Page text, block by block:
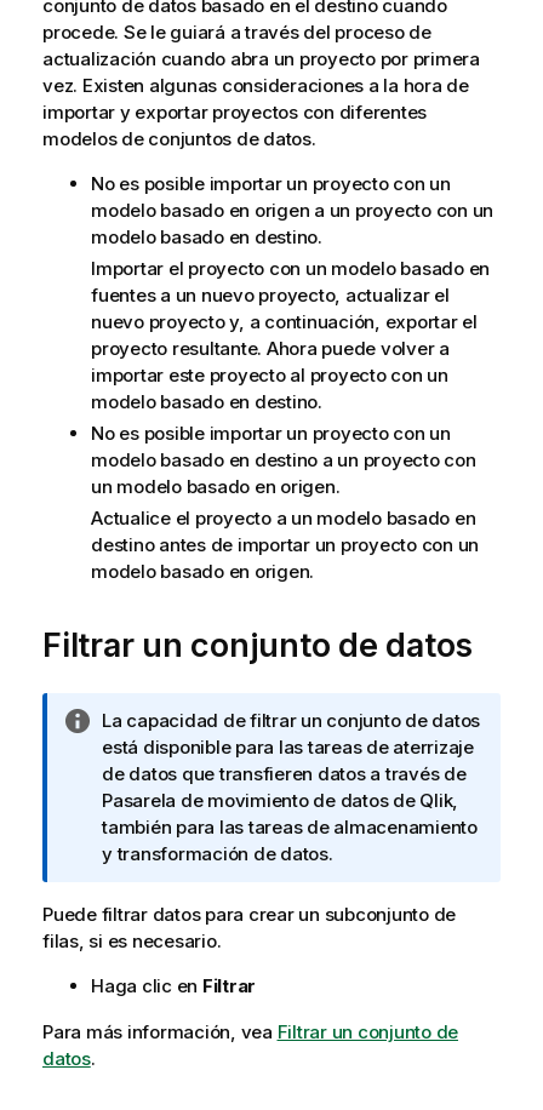
conjunto de datos basado en el destino cuando
procede. Se le guiará a través del proceso de
actualización cuando abra un proyecto por primera
vez. Existen algunas consideraciones a la hora de
importar y exportar proyectos con diferentes
modelos de conjuntos de datos.
No es posible importar un proyecto con un
modelo basado en origen a un proyecto con un
modelo basado en destino.
Importar el proyecto con un modelo basado en
fuentes a un nuevo proyecto, actualizar el
nuevo proyecto y, a continuación, exportar el
proyecto resultante. Ahora puede volver a
importar este proyecto al proyecto con un
modelo basado en destino.
No es posible importar un proyecto con un
modelo basado en destino a un proyecto con
un modelo basado en origen.
Actualice el proyecto a un modelo basado en
destino antes de importar un proyecto con un
modelo basado en origen.
Filtrar un conjunto de datos
N
o
t
a
i
n
o
a
i
La capacidad de filtrar un conjunto de datos
está disponible para las tareas de aterrizaje
de datos que transfieren datos a través de
Pasarela de movimiento de datos de Qlik,
también para las tareas de almacenamiento
y transformación de datos.
Puede filtrar datos para crear un subconjunto de
filas, si es necesario.
Haga clic en Filtrar
Para más información, vea Filtrar un conjunto de
datos.